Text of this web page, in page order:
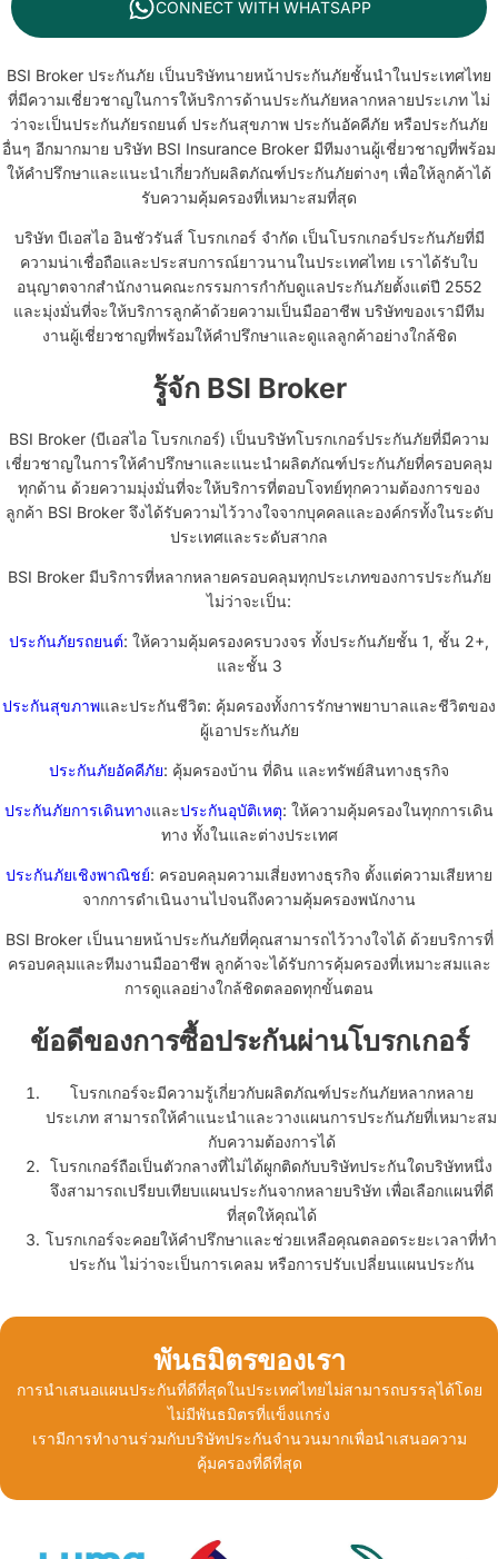
CONNECT WITH WHATSAPP
BSI Broker ประกันภัย เป็นบริษัทนายหน้าประกันภัยชั้นนำในประเทศไทย
ที่มีความเชี่ยวชาญในการให้บริการด้านประกันภัยหลากหลายประเภท ไม่
ว่าจะเป็นประกันภัยรถยนต์ ประกันสุขภาพ ประกันอัคคีภัย หรือประกันภัย
อื่นๆ อีกมากมาย บริษัท BSI Insurance Broker มีทีมงานผู้เชี่ยวชาญที่พร้อม
ให้คำปรึกษาและแนะนำเกี่ยวกับผลิตภัณฑ์ประกันภัยต่างๆ เพื่อให้ลูกค้าได้
รับความคุ้มครองที่เหมาะสมที่สุด
บริษัท บีเอสไอ อินชัวรันส์ โบรกเกอร์ จำกัด เป็นโบรกเกอร์ประกันภัยที่มี
ความน่าเชื่อถือและประสบการณ์ยาวนานในประเทศไทย เราได้รับใบ
อนุญาตจากสำนักงานคณะกรรมการกำกับดูแลประกันภัยตั้งแต่ปี 2552
และมุ่งมั่นที่จะให้บริการลูกค้าด้วยความเป็นมืออาชีพ บริษัทของเรามีทีม
งานผู้เชี่ยวชาญที่พร้อมให้คำปรึกษาและดูแลลูกค้าอย่างใกล้ชิด
รู้จัก BSI Broker
BSI Broker (บีเอสไอ โบรกเกอร์) เป็นบริษัทโบรกเกอร์ประกันภัยที่มีความ
เชี่ยวชาญในการให้คำปรึกษาและแนะนำผลิตภัณฑ์ประกันภัยที่ครอบคลุม
ทุกด้าน ด้วยความมุ่งมั่นที่จะให้บริการที่ตอบโจทย์ทุกความต้องการของ
ลูกค้า BSI Broker จึงได้รับความไว้วางใจจากบุคคลและองค์กรทั้งในระดับ
ประเทศและระดับสากล
BSI Broker มีบริการที่หลากหลายครอบคลุมทุกประเภทของการประกันภัย
ไม่ว่าจะเป็น:
ประกันภัยรถยนต์: ให้ความคุ้มครองครบวงจร ทั้งประกันภัยชั้น 1, ชั้น 2+,
และชั้น 3
ประกันสุขภาพและประกันชีวิต: คุ้มครองทั้งการรักษาพยาบาลและชีวิตของ
ผู้เอาประกันภัย
ประกันภัยอัคคีภัย: คุ้มครองบ้าน ที่ดิน และทรัพย์สินทางธุรกิจ
ประกันภัยการเดินทางและประกันอุบัติเหตุ: ให้ความคุ้มครองในทุกการเดิน
ทาง ทั้งในและต่างประเทศ
ประกันภัยเชิงพาณิชย์: ครอบคลุมความเสี่ยงทางธุรกิจ ตั้งแต่ความเสียหาย
จากการดำเนินงานไปจนถึงความคุ้มครองพนักงาน
BSI Broker เป็นนายหน้าประกันภัยที่คุณสามารถไว้วางใจได้ ด้วยบริการที่
ครอบคลุมและทีมงานมืออาชีพ ลูกค้าจะได้รับการคุ้มครองที่เหมาะสมและ
การดูแลอย่างใกล้ชิดตลอดทุกขั้นตอน
ข้อดีของการซื้อประกันผ่านโบรกเกอร์
โบรกเกอร์จะมีความรู้เกี่ยวกับผลิตภัณฑ์ประกันภัยหลากหลาย
ประเภท สามารถให้คำแนะนำและวางแผนการประกันภัยที่เหมาะสม
กับความต้องการได้
โบรกเกอร์ถือเป็นตัวกลางที่ไม่ได้ผูกติดกับบริษัทประกันใดบริษัทหนึ่ง
จึงสามารถเปรียบเทียบแผนประกันจากหลายบริษัท เพื่อเลือกแผนที่ดี
ที่สุดให้คุณได้
โบรกเกอร์จะคอยให้คำปรึกษาและช่วยเหลือคุณตลอดระยะเวลาที่ทำ
ประกัน ไม่ว่าจะเป็นการเคลม หรือการปรับเปลี่ยนแผนประกัน
พันธมิตรของเรา
การนำเสนอแผนประกันที่ดีที่สุดในประเทศไทยไม่สามารถบรรลุได้โดย
ไม่มีพันธมิตรที่แข็งแกร่ง
เรามีการทำงานร่วมกับบริษัทประกันจำนวนมากเพื่อนำเสนอความ
คุ้มครองที่ดีที่สุด